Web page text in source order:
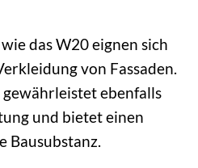
das W20 eignen sich
von Fassaden.
ebenfalls
und bietet einen
Bausubstanz.